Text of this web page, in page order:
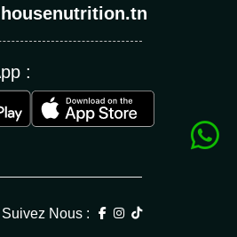
:
Suivez Nous :